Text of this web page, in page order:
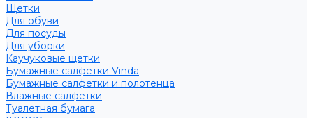
Щетки
Для обуви
Для посуды
Для уборки
Каучуковые щетки
Бумажные салфетки Vinda
Бумажные салфетки и полотенца
Влажные салфетки
Туалетная бумага